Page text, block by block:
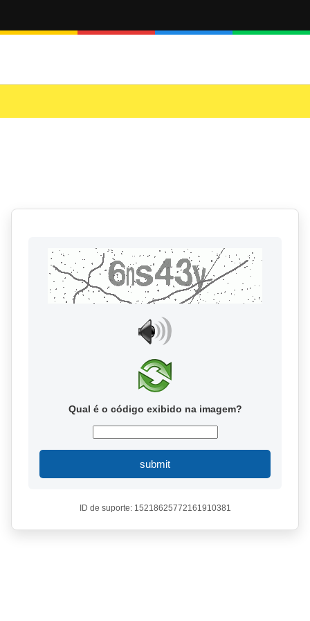
Qual é o código exibido na imagem?
submit
ID de suporte: 15218625772161910381